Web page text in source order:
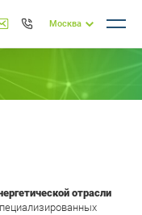
Москва
отрасли